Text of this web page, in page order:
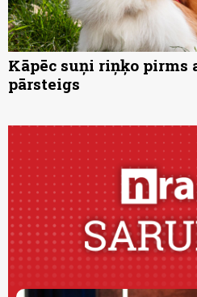
Kāpēc suņi riņķo pirms
pārsteigs